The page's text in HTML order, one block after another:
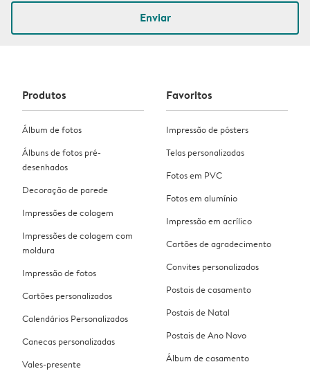
Enviar
Produtos
Álbum de fotos
Álbuns de fotos pré-
desenhados
Decoração de parede
Impressões de colagem
Impressões de colagem com
moldura
Impressão de fotos
Cartões personalizados
Calendários Personalizados
Canecas personalizadas
Vales-presente
Favoritos
Impressão de pósters
Telas personalizadas
Fotos em PVC
Fotos em alumínio
Impressão em acrílico
Cartões de agradecimento
Convites personalizados
Postais de casamento
Postais de Natal
Postais de Ano Novo
Álbum de casamento